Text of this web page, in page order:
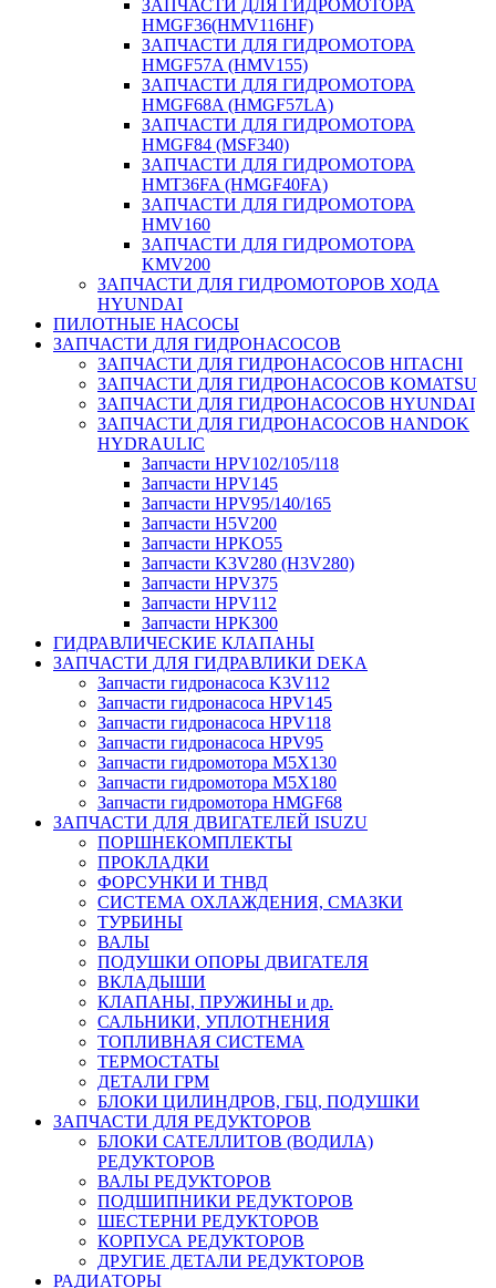
ЗАПЧАСТИ ДЛЯ ГИДРОМОТОРА
HMGF36(HMV116HF)
ЗАПЧАСТИ ДЛЯ ГИДРОМОТОРА
HMGF57A (HMV155)
ЗАПЧАСТИ ДЛЯ ГИДРОМОТОРА
HMGF68A (HMGF57LA)
ЗАПЧАСТИ ДЛЯ ГИДРОМОТОРА
HMGF84 (MSF340)
ЗАПЧАСТИ ДЛЯ ГИДРОМОТОРА
HMT36FA (HMGF40FA)
ЗАПЧАСТИ ДЛЯ ГИДРОМОТОРА
HMV160
ЗАПЧАСТИ ДЛЯ ГИДРОМОТОРА
KMV200
ЗАПЧАСТИ ДЛЯ ГИДРОМОТОРОВ ХОДА
HYUNDAI
ПИЛОТНЫЕ НАСОСЫ
ЗАПЧАСТИ ДЛЯ ГИДРОНАСОСОВ
ЗАПЧАСТИ ДЛЯ ГИДРОНАСОСОВ HITACHI
ЗАПЧАСТИ ДЛЯ ГИДРОНАСОСОВ KOMATSU
ЗАПЧАСТИ ДЛЯ ГИДРОНАСОСОВ HYUNDAI
ЗАПЧАСТИ ДЛЯ ГИДРОНАСОСОВ HANDOK
HYDRAULIC
Запчасти HPV102/105/118
Запчасти HPV145
Запчасти HPV95/140/165
Запчасти H5V200
Запчасти HPKO55
Запчасти K3V280 (H3V280)
Запчасти HPV375
Запчасти HPV112
Запчасти HPK300
ГИДРАВЛИЧЕСКИЕ КЛАПАНЫ
ЗАПЧАСТИ ДЛЯ ГИДРАВЛИКИ DEKA
Запчасти гидронасоса K3V112
Запчасти гидронасоса HPV145
Запчасти гидронасоса HPV118
Запчасти гидронасоса HPV95
Запчасти гидромотора M5X130
Запчасти гидромотора M5X180
Запчасти гидромотора HMGF68
ЗАПЧАСТИ ДЛЯ ДВИГАТЕЛЕЙ ISUZU
ПОРШНЕКОМПЛЕКТЫ
ПРОКЛАДКИ
ФОРСУНКИ И ТНВД
СИСТЕМА ОХЛАЖДЕНИЯ, СМАЗКИ
ТУРБИНЫ
ВАЛЫ
ПОДУШКИ ОПОРЫ ДВИГАТЕЛЯ
ВКЛАДЫШИ
КЛАПАНЫ, ПРУЖИНЫ и др.
САЛЬНИКИ, УПЛОТНЕНИЯ
ТОПЛИВНАЯ СИСТЕМА
ТЕРМОСТАТЫ
ДЕТАЛИ ГРМ
БЛОКИ ЦИЛИНДРОВ, ГБЦ, ПОДУШКИ
ЗАПЧАСТИ ДЛЯ РЕДУКТОРОВ
БЛОКИ САТЕЛЛИТОВ (ВОДИЛА)
РЕДУКТОРОВ
ВАЛЫ РЕДУКТОРОВ
ПОДШИПНИКИ РЕДУКТОРОВ
ШЕСТЕРНИ РЕДУКТОРОВ
КОРПУСА РЕДУКТОРОВ
ДРУГИЕ ДЕТАЛИ РЕДУКТОРОВ
РАДИАТОРЫ